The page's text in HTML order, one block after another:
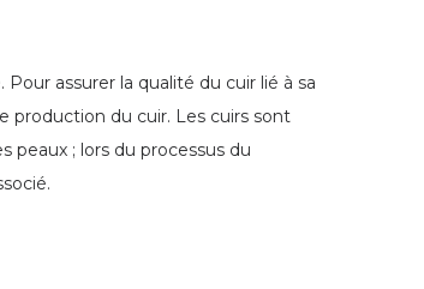
assurer la qualité du cuir lié à sa
production du cuir. Les cuirs sont
peaux ; lors du processus du